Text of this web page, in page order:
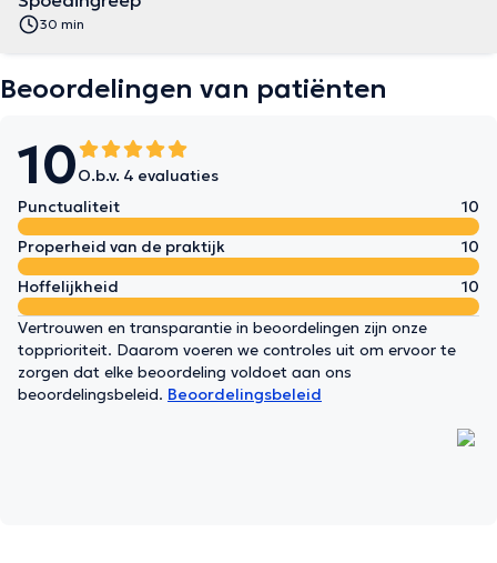
30 min
Beoordelingen van patiënten
10O.b.v. 4 evaluaties
Punctualiteit
10
Properheid van de praktijk
10
Hoffelijkheid
10
Vertrouwen en transparantie in beoordelingen zijn onze
topprioriteit. Daarom voeren we controles uit om ervoor te
zorgen dat elke beoordeling voldoet aan ons
beoordelingsbeleid. Beoordelingsbeleid